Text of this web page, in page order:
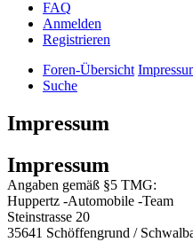
FAQ
Anmelden
Registrieren
Foren-Übersicht
Suche
Impressum
Impressum
Angaben gemäß §5 TMG:
Huppertz -Automobile -Team
Steinstrasse 20
35641 Schöffengrund /